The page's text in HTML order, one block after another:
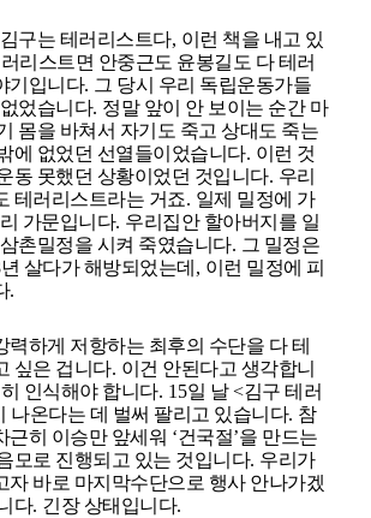
구는 테러리스트다, 이런 책을 내고 있
리스트면 안중근도 윤봉길도 다 테러
기입니다. 그 당시 우리 독립운동가들
었습니다. 정말 앞이 안 보이는 순간 마
몸을 바쳐서 자기도 죽고 상대도 죽는
에 없었던 선열들이었습니다. 이런 것
동 못했던 상황이었던 것입니다. 우리
테러리스트라는 거죠. 일제 밀정에 가
가문입니다. 우리집안 할아버지를 일
촌밀정을 시켜 죽였습니다. 그 밀정은
년 살다가 해방되었는데 , 이런 밀정에 피
.
력하게 저항하는 최후의 수단을 다 테
싶은 겁니다. 이건 안된다고 생각합니
인식해야 합니다. 15일 날<김구 테러
나온다는 데 벌써 팔리고 있습니다. 참
근히 이승만 앞세워 ‘건국절’을 만드는
모로 진행되고 있는 것입니다. 우리가
자 바로 마지막수단으로 행사 안나가겠
다. 긴장 상태입니다.